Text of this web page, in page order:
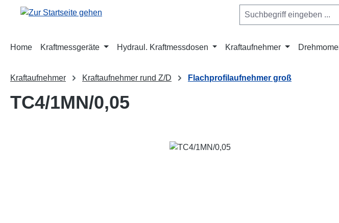
Hauptinhalt springen
Zur Suche springen
Zur Hauptnavigation springen
Home Kraftmessgeräte Hydraul. Kraftmessdosen Kraftaufnehmer
Kraftaufnehmer Kraftaufnehmer rund Z/D Flachprofilaufnehmer groß
TC4/1MN/0,05